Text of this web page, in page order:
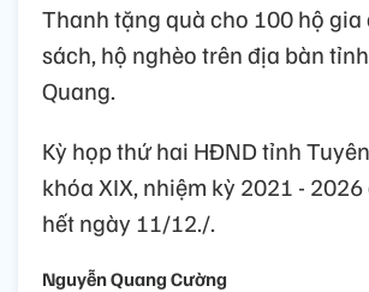
Thanh tặng quà cho 100 hộ
sách, hộ nghèo trên địa bàn
Quang.
Kỳ họp thứ hai HĐND tỉnh
khóa XIX, nhiệm kỳ 2021 -
hết ngày 11/12./.
Nguyễn Quang Cường